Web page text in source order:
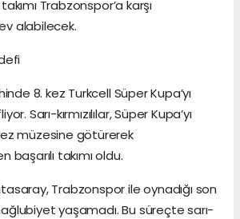
Trabzonspor’a karşı
alabilecek.
8. kez Turkcell Süper Kupa’yı
Sarı-kırmızılılar, Süper Kupa’yı
müzesine götürerek
takımı oldu.
Trabzonspor ile oynadığı son
yaşamadı. Bu süreçte sarı-